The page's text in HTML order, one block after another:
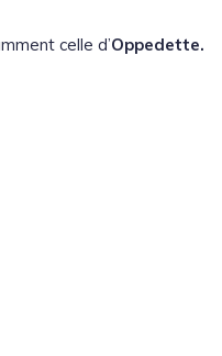
celle d’Oppedette.